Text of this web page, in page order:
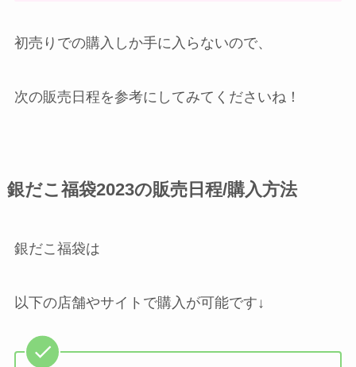
初売りでの購入しか手に入らないので、
次の販売日程を参考にしてみてくださいね！
銀だこ福袋2023の販売日程/購入方法
銀だこ福袋は
以下の店舗やサイトで購入が可能です↓